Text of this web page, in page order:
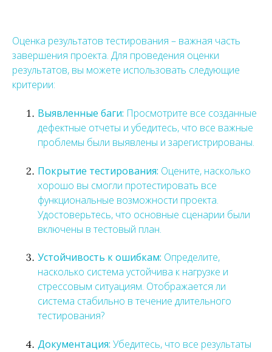
Оценка результатов тестирования – важная часть
завершения проекта. Для проведения оценки
результатов, вы можете использовать следующие
критерии:
Выявленные баги: Просмотрите все созданные
дефектные отчеты и убедитесь, что все важные
проблемы были выявлены и зарегистрированы.
Покрытие тестирования: Оцените, насколько
хорошо вы смогли протестировать все
функциональные возможности проекта.
Удостоверьтесь, что основные сценарии были
включены в тестовый план.
Устойчивость к ошибкам: Определите,
насколько система устойчива к нагрузке и
стрессовым ситуациям. Отображается ли
система стабильно в течение длительного
тестирования?
Документация: Убедитесь, что все результаты